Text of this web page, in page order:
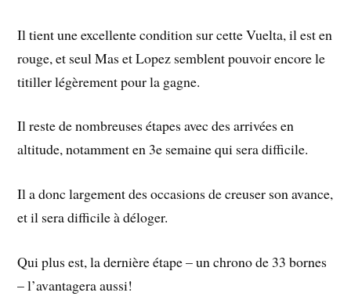
Il tient une excellente condition sur cette Vuelta, il est en
rouge, et seul Mas et Lopez semblent pouvoir encore le
titiller légèrement pour la gagne.
Il reste de nombreuses étapes avec des arrivées en
altitude, notamment en 3e semaine qui sera difficile.
Il a donc largement des occasions de creuser son avance,
et il sera difficile à déloger.
Qui plus est, la dernière étape – un chrono de 33 bornes
– l’avantagera aussi!